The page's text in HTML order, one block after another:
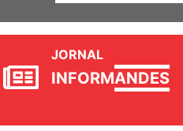
JORNAL
INFORMANDES